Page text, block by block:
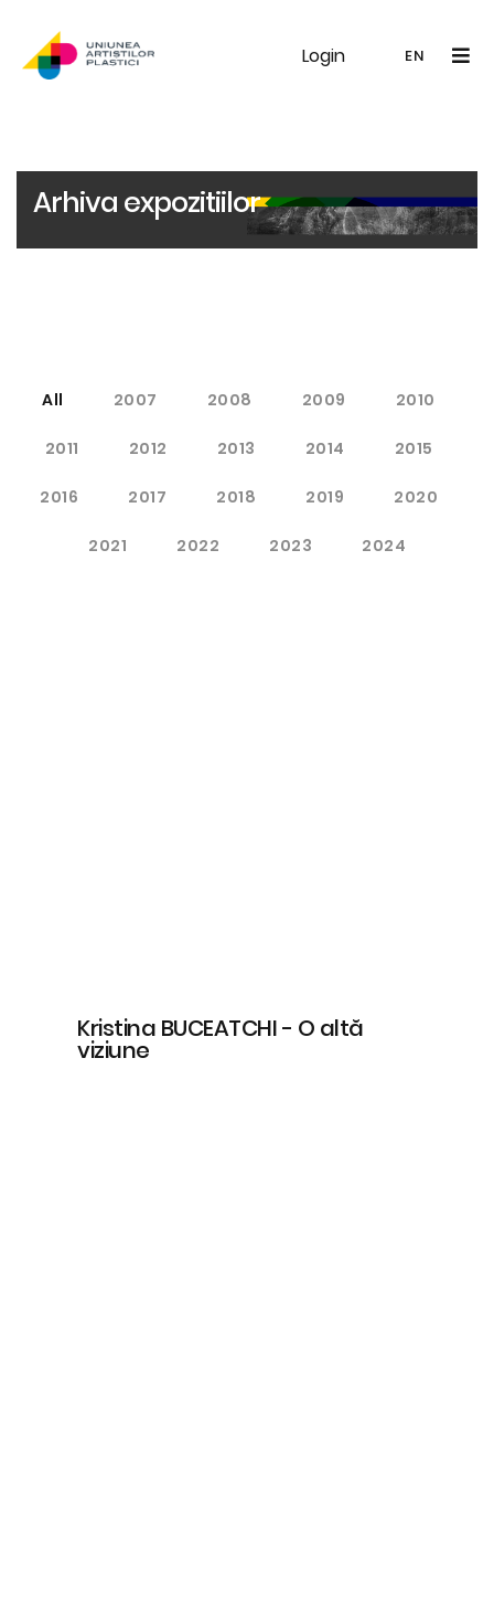
Login EN
UAP Galerie Noutăți
Arhiva expozitiilor
All 2007 2008 2009 2010
2011 2012 2013 2014 2015
2016 2017 2018 2019 2020
2021 2022 2023 2024
Kristina BUCEATCHI - O altă
viziune